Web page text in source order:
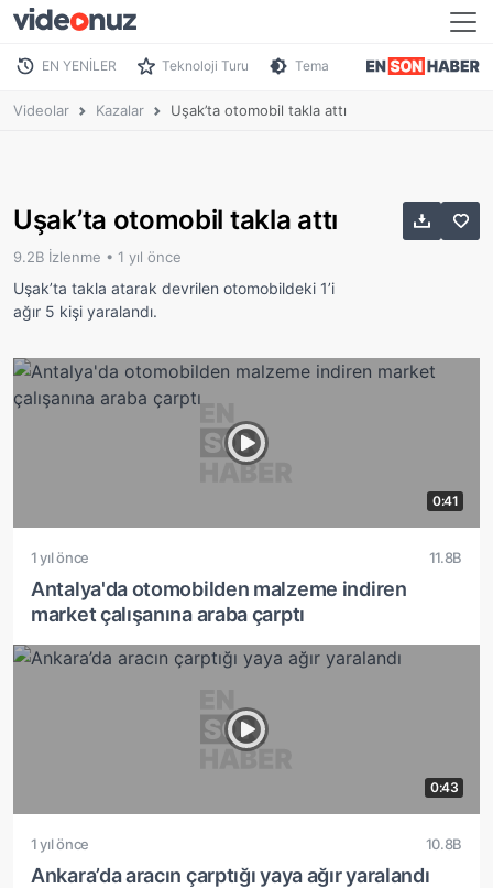
EN YENİLER Teknoloji Turu Tema
Videolar Kazalar Uşak’ta otomobil takla attı
Uşak’ta otomobil takla attı
9.2B İzlenme • 1 yıl önce
Uşak’ta takla atarak devrilen otomobildeki 1’i
ağır 5 kişi yaralandı.
0:41
1 yıl önce 11.8B
Antalya'da otomobilden malzeme indiren
market çalışanına araba çarptı
0:43
1 yıl önce 10.8B
Ankara’da aracın çarptığı yaya ağır yaralandı